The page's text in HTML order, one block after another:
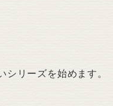
シリーズを始めます。